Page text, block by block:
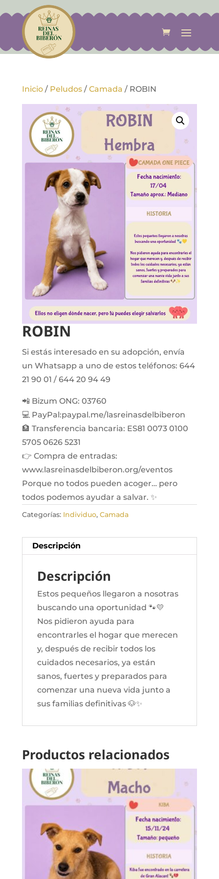
Inicio/ Peludos/ Camada / ROBIN
ROBIN
Si estás interesado en su adopción, envía
un Whatsapp a uno de estos teléfonos: 644
21 90 01 / 644 20 94 49
📲 Bizum ONG: 03760
💻 PayPal:paypal.me/lasreinasdelbiberon
🏦 Transferencia bancaria: ES81 0073 0100
5705 0626 5231
👉 Compra de entradas:
www.lasreinasdelbiberon.org/eventos
Porque no todos pueden acoger… pero
todos podemos ayudar a salvar. ✨
Categorías: Individuo, Camada
Descripción
Descripción
Estos pequeños llegaron a nosotras
buscando una oportunidad 🐾💛
Nos pidieron ayuda para
encontrarles el hogar que merecen
y, después de recibir todos los
cuidados necesarios, ya están
sanos, fuertes y preparados para
comenzar una nueva vida junto a
sus familias definitivas 🐶✨
Productos relacionados